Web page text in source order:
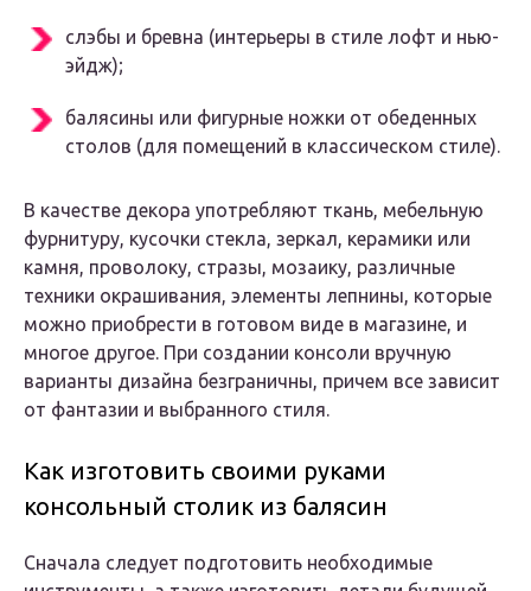
слэбы и бревна (интерьеры в стиле лофт и нью-
эйдж);
балясины или фигурные ножки от обеденных
столов (для помещений в классическом стиле).
В качестве декора употребляют ткань, мебельную
фурнитуру, кусочки стекла, зеркал, керамики или
камня, проволоку, стразы, мозаику, различные
техники окрашивания, элементы лепнины, которые
можно приобрести в готовом виде в магазине, и
многое другое. При создании консоли вручную
варианты дизайна безграничны, причем все зависит
от фантазии и выбранного стиля.
Как изготовить своими руками
консольный столик из балясин
Сначала следует подготовить необходимые